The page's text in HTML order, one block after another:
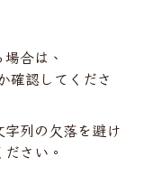
合は、
確認してくださ
列の欠落を避け
さい。